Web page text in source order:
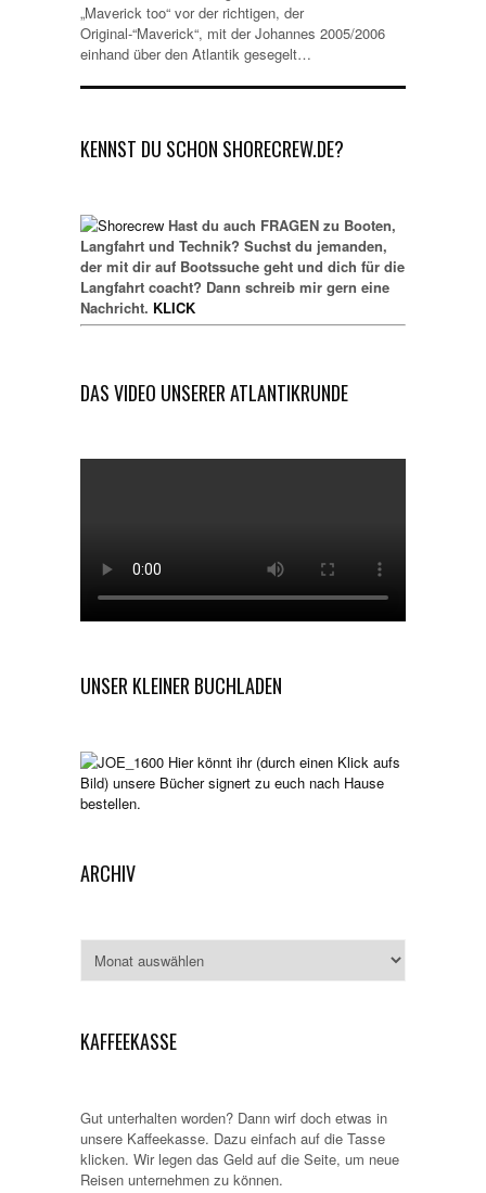
„Maverick too“ vor der richtigen, der
Original-“Maverick“, mit der Johannes 2005/2006
einhand über den Atlantik gesegelt…
KENNST DU SCHON SHORECREW.DE?
Hast du auch FRAGEN zu Booten,
Langfahrt und Technik? Suchst du jemanden,
der mit dir auf Bootssuche geht und dich für die
Langfahrt coacht? Dann schreib mir gern eine
Nachricht. KLICK
DAS VIDEO UNSERER ATLANTIKRUNDE
UNSER KLEINER BUCHLADEN
Hier könnt ihr (durch einen Klick aufs
Bild) unsere Bücher signert zu euch nach Hause
bestellen.
ARCHIV
KAFFEEKASSE
Gut unterhalten worden? Dann wirf doch etwas in
unsere Kaffeekasse. Dazu einfach auf die Tasse
klicken. Wir legen das Geld auf die Seite, um neue
Reisen unternehmen zu können.